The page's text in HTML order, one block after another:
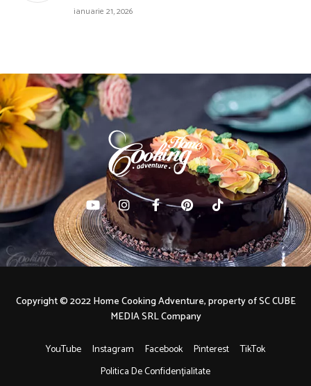
ianuarie 21, 2026
YouTube Instagram Facebook Pinterest
TikTok
Politica De Confidențialitate
Copyright © 2022 Home Cooking Adventure, property of SC CUBE
MEDIA SRL Company